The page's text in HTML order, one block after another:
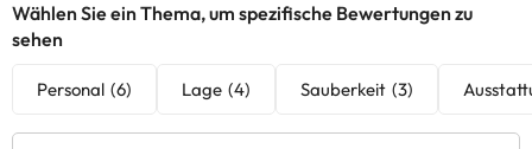
Wählen Sie ein Thema, um spezifische Bewertungen zu
sehen
Personal (6) Lage (4) Sauberkeit (3)